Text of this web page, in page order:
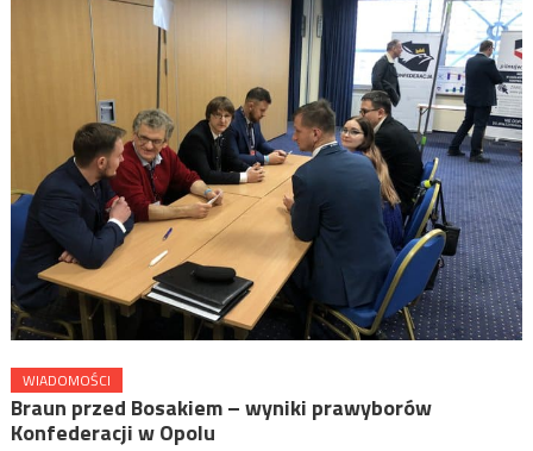
WIADOMOŚCI
Braun przed Bosakiem – wyniki prawyborów
Konfederacji w Opolu